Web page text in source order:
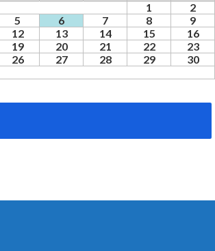
1
2
5 6 7 8
9
12 13 14 15
16
19 20 21 22
23
26 27 28 29
30